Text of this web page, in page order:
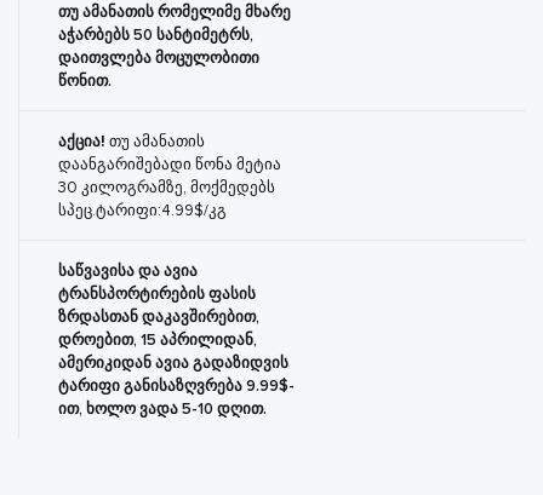
თუ ამანათის რომელიმე მხარე
აჭარბებს 50 სანტიმეტრს,
დაითვლება მოცულობითი
წონით.
აქცია! თუ ამანათის
დაანგარიშებადი წონა მეტია
30 კილოგრამზე, მოქმედებს
სპეც.ტარიფი:4.99$/კგ
საწვავისა და ავია
ტრანსპორტირების ფასის
ზრდასთან დაკავშირებით,
დროებით, 15 აპრილიდან,
ამერიკიდან ავია გადაზიდვის
ტარიფი განისაზღვრება 9.99$-
ით, ხოლო ვადა 5-10 დღით.